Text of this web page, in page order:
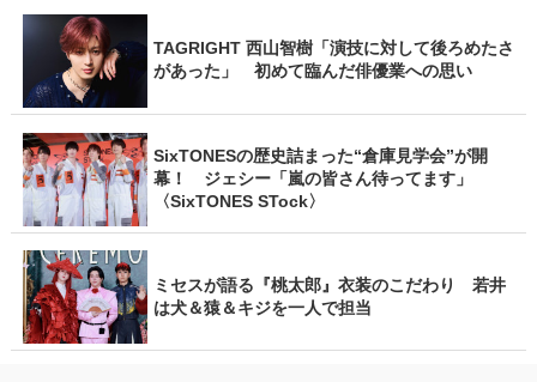
TAGRIGHT 西山智樹「演技に対して後ろめたさ
があった」 初めて臨んだ俳優業への思い
SixTONESの歴史詰まった“倉庫見学会”が開
幕！ ジェシー「嵐の皆さん待ってます」
〈SixTONES STock〉
ミセスが語る『桃太郎』衣装のこだわり 若井
は犬＆猿＆キジを一人で担当